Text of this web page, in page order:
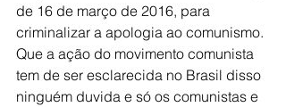
de 16 de março de 2016, para
criminalizar a apologia ao comunismo.
Que a ação do movimento comunista
tem de ser esclarecida no Brasil disso
ninguém duvida e só os comunistas e